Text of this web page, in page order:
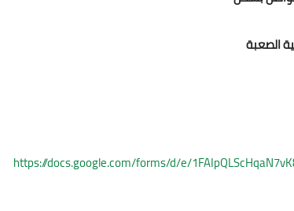
https://docs.google.com/forms/d/e/